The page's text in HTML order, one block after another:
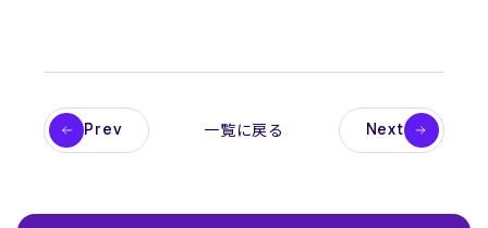
Prev 一覧に戻る Next